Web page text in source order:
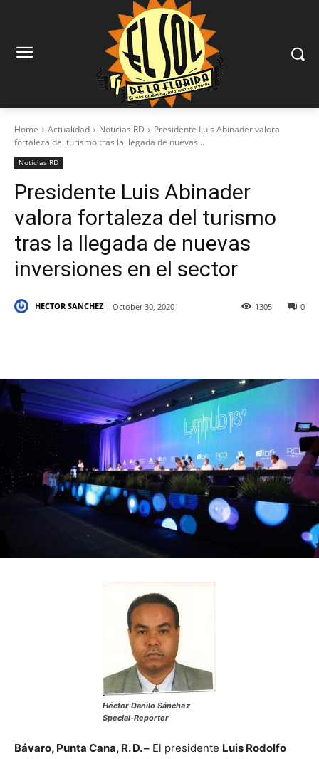
Home Actualidad Noticias RD
Presidente Luis Abinader valora
fortaleza del turismo tras la llegada de nuevas...
Noticias RD
Presidente Luis Abinader
valora fortaleza del turismo
tras la llegada de nuevas
inversiones en el sector
HECTOR SANCHEZ October 30, 2020 0
1305
Héctor Danilo Sánchez
Special-Reporter
Bávaro, Punta Cana, R. D. – El presidente Luis Rodolfo